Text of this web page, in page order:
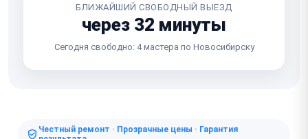
БЛИЖАЙШИЙ СВОБОДНЫЙ ВЫЕЗД
через 32 минуты
Сегодня свободно: 4 мастера по Новосибирску
Честный ремонт · Прозрачные цены · Гарантия